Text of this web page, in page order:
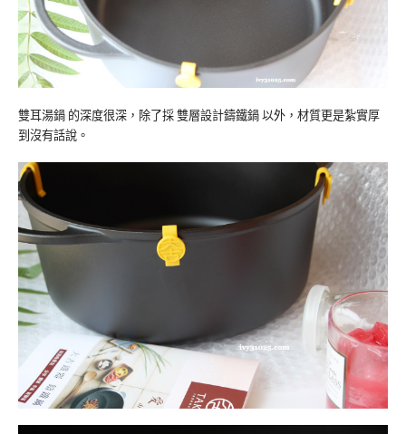
雙耳湯鍋 的深度很深，除了採 雙層設計鑄鐵鍋 以外，材質更是紮實厚
到沒有話說。